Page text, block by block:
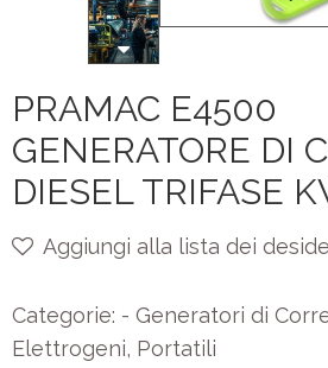
PRAMAC E4500
GENERATORE DI
DIESEL TRIFASE
Aggiungi alla lista dei
Categorie: - Generatori di
Elettrogeni, Portatili